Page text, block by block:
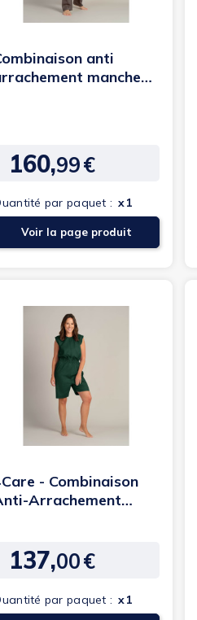
anti
manches
Prix
160,99€
par paquet : x1
Voir la page produit
- Combinaison
Arrachement
Prix
137,00€
par paquet : x1